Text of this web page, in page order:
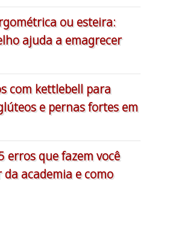
ou esteira:
ajuda a emagrecer
com kettlebell para
e pernas fortes em
erros que fazem você
academia e como